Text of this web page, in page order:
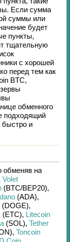
Если сумма
суммы или
будет
пункты,
тщательную
с хорошей
перед тем как
BTC,
обменного
подходящий
быстро и
обменяв на
Volet
(BTC/BEP20),
(ADA),
(DOGE),
(ETC), Litecoin
(SOL), Tether
, Toncoin